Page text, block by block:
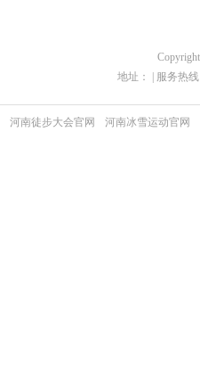
地址： | 服务热线
河南徒步大会官网 河南冰雪运动官网